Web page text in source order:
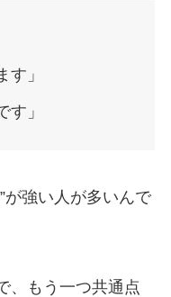
す」
す」
が強い人が多いんで
、もう一つ共通点